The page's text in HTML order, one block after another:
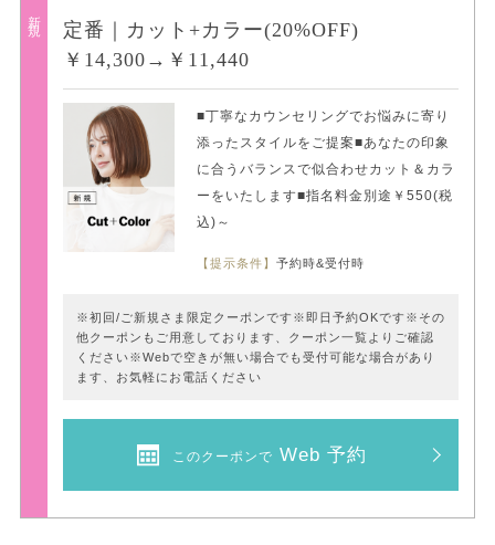
新規
定番｜カット+カラー(20%OFF)
￥14,300→￥11,440
■丁寧なカウンセリングでお悩みに寄り
添ったスタイルをご提案■あなたの印象
に合うバランスで似合わせカット＆カラ
ーをいたします■指名料金別途￥550(税
込)～
【提示条件】予約時&受付時
※初回/ご新規さま限定クーポンです※即日予約OKです※その
他クーポンもご用意しております、クーポン一覧よりご確認
ください※Webで空きが無い場合でも受付可能な場合があり
ます、お気軽にお電話ください
このクーポンで Web 予約